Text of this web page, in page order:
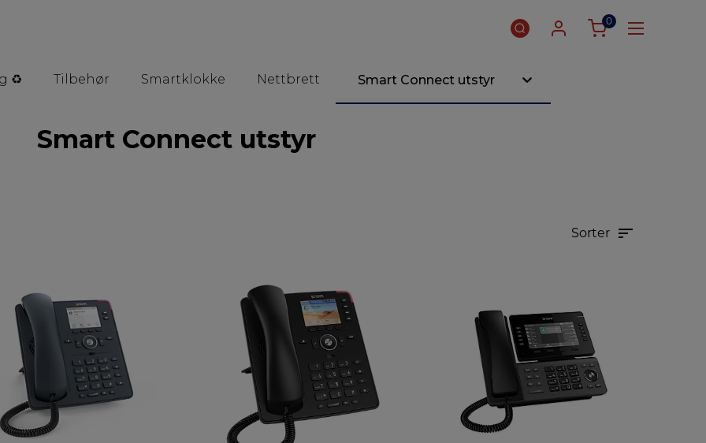
0
♻️ Tilbehør Smartklokke Nettbrett Smart Connect utstyr
Smart Connect utstyr
Sorter